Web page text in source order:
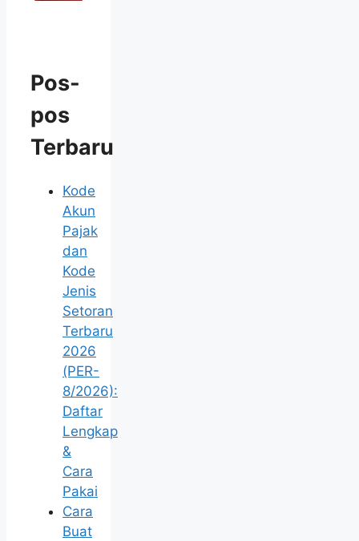
Pos-
pos
Terbaru
Kode
Akun
Pajak
dan
Kode
Jenis
Setoran
Terbaru
2026
(PER-
8/2026):
Daftar
Lengkap
&
Cara
Pakai
Cara
Buat